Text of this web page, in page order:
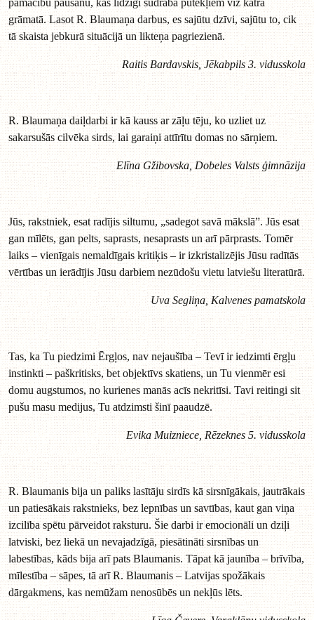
grāmatā. Lasot R. Blaumaņa darbus, es sajūtu dzīvi, sajūtu to, cik
tā skaista jebkurā situācijā un likteņa pagriezienā.
Raitis Bardavskis, Jēkabpils 3. vidusskola
R. Blaumaņa daiļdarbi ir kā kauss ar zāļu tēju, ko uzliet uz
sakarsušās cilvēka sirds, lai garaiņi attīrītu domas no sārņiem.
Elīna Gžibovska, Dobeles Valsts ģimnāzija
Jūs, rakstniek, esat radījis siltumu, „sadegot savā mākslā”. Jūs esat
gan mīlēts, gan pelts, saprasts, nesaprasts un arī pārprasts. Tomēr
laiks – vienīgais nemaldīgais kritiķis – ir izkristalizējis Jūsu radītās
vērtības un ierādījis Jūsu darbiem nezūdošu vietu latviešu literatūrā.
Uva Segliņa, Kalvenes pamatskola
Tas, ka Tu piedzimi Ērgļos, nav nejaušība – Tevī ir iedzimti ērgļu
instinkti – paškritisks, bet objektīvs skatiens, un Tu vienmēr esi
domu augstumos, no kurienes manās acīs nekritīsi. Tavi reitingi sit
pušu masu medijus, Tu atdzimsti šinī paaudzē.
Evika Muizniece, Rēzeknes 5. vidusskola
R. Blaumanis bija un paliks lasītāju sirdīs kā sirsnīgākais, jautrākais
un patiesākais rakstnieks, bez lepnības un savtības, kaut gan viņa
izcilība spētu pārveidot raksturu. Šie darbi ir emocionāli un dziļi
latviski, bez liekā un nevajadzīgā, piesātināti sirsnības un
labestības, kāds bija arī pats Blaumanis. Tāpat kā jaunība – brīvība,
mīlestība – sāpes, tā arī R. Blaumanis – Latvijas spožākais
dārgakmens, kas nemūžam nenosūbēs un nekļūs lēts.